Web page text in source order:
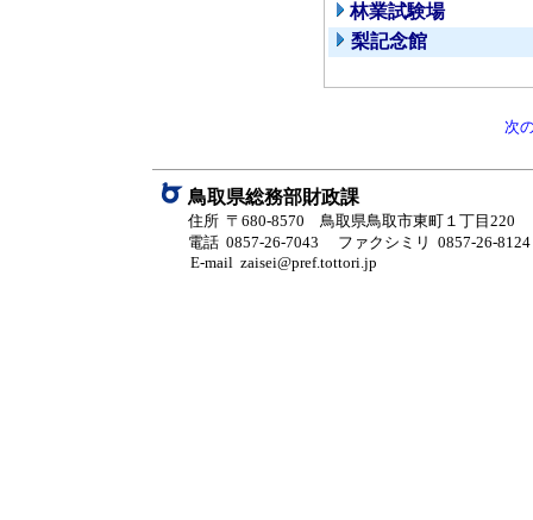
林業試験場
梨記念館
次
鳥取県総務部財政課
住所 〒680-8570 鳥取県鳥取市東町１丁目220
電話 0857-26-7043
ファクシミリ 0857-26-8124
E-mail zaisei@pref.tottori.jp